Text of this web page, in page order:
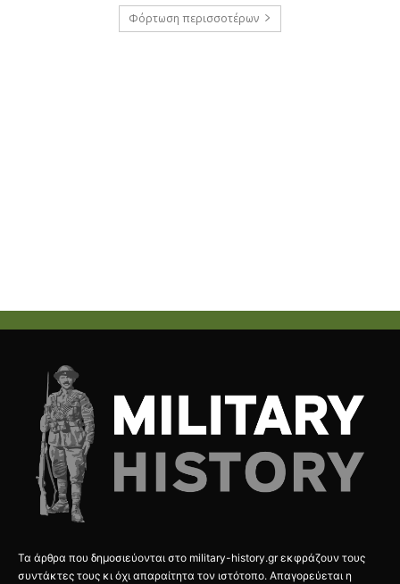
Φόρτωση περισσοτέρων
Τα άρθρα που δημοσιεύονται στο military-history.gr εκφράζουν τους
συντάκτες τους κι όχι απαραίτητα τον ιστότοπο. Απαγορεύεται η